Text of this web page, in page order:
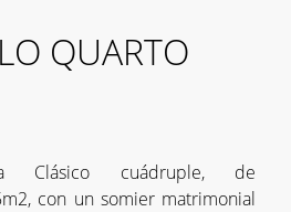
QUARTO
Clásico cuádruple, de
con un somier matrimonial